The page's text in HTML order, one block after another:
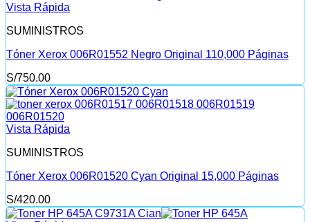
Vista Rápida
SUMINISTROS
Tóner Xerox 006R01552 Negro Original 110,000 Páginas
S/750.00
Vista Rápida
SUMINISTROS
Tóner Xerox 006R01520 Cyan Original 15,000 Páginas
S/420.00